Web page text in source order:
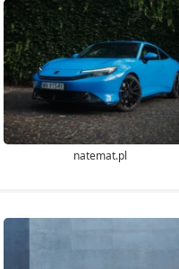
natemat.pl